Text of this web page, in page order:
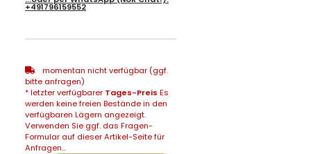
+491796159552
momentan nicht verfügbar (ggf.
bitte anfragen)
* letzter verfügbarer Tages-Preis Es
werden keine freien Bestände in den
verfügbaren Lägern angezeigt.
Verwenden Sie ggf. das Fragen-
Formular auf dieser Artikel-Seite für
Anfragen...